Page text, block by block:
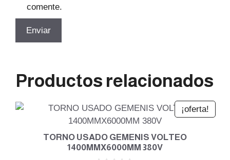
comente.
Productos relacionados
¡oferta!
TORNO USADO GEMENIS VOLTEO
1400MMX6000MM 380V